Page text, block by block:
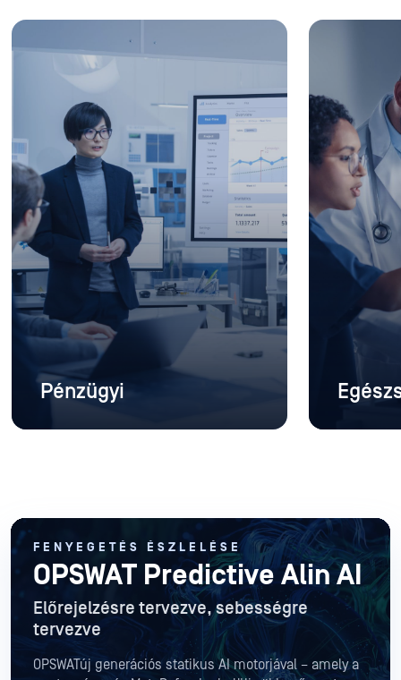
Pénzügyi
FENYEGETÉS ÉSZLELÉSE
OPSWAT Predictive Alin AI
Előrejelzésre tervezve, sebességre
tervezve
OPSWATúj generációs statikus AI motorjával – amely a